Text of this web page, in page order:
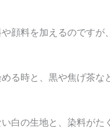
顔料を加えるのですが
る時と、黒や焦げ茶な
白の生地と、染料がた